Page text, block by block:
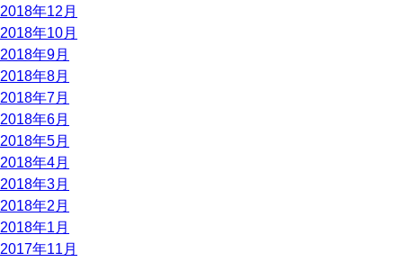
2018年12月
2018年10月
2018年9月
2018年8月
2018年7月
2018年6月
2018年5月
2018年4月
2018年3月
2018年2月
2018年1月
2017年11月